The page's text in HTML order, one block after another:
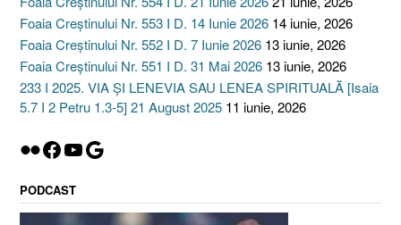
Foaia Creștinului Nr. 553 I D. 14 Iunie 2026 14 iunie, 2026
Foaia Creștinului Nr. 552 I D. 7 Iunie 2026 13 iunie, 2026
Foaia Creștinului Nr. 551 I D. 31 Mai 2026 13 iunie, 2026
233 I 2025. VIA ȘI LENEVIA SAU LENEA SPIRITUALĂ [Isaia
5.7 I 2 Petru 1.3-5] 21 August 2025 11 iunie, 2026
Flickr
Facebook
YouTube
Google
PODCAST